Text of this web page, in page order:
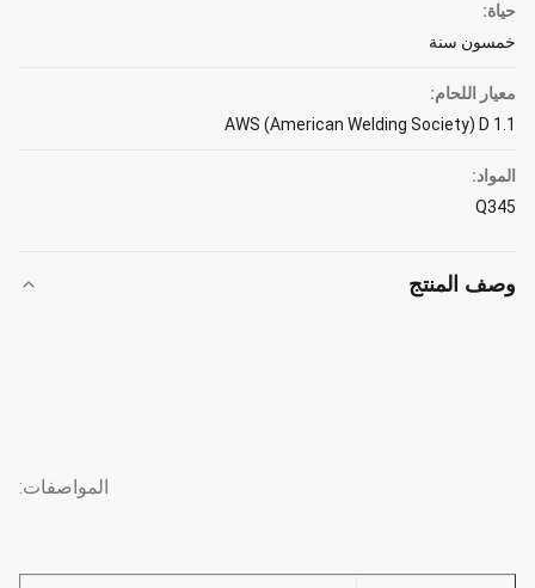
حياة:
خمسون سنة
معيار اللحام:
AWS (American Welding Society) D 1.1
المواد:
Q345
وصف المنتج
المواصفات: